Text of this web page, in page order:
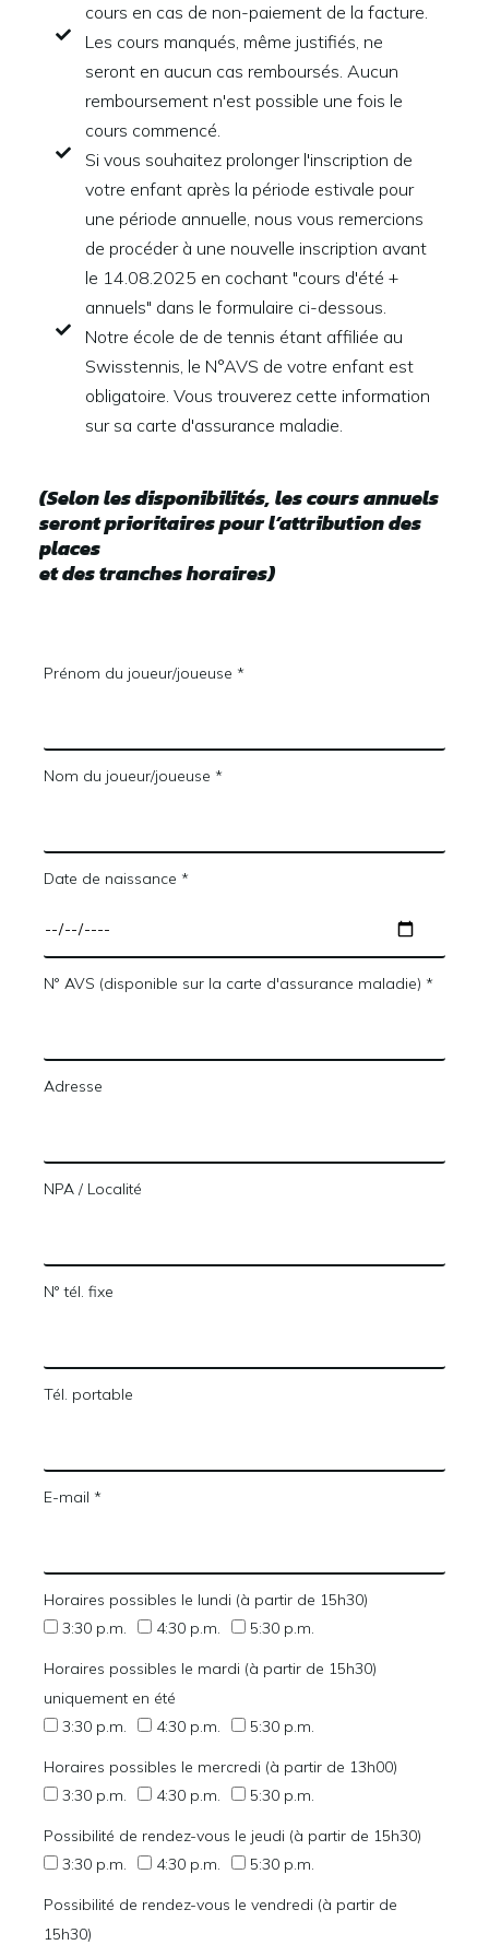
cours en cas de non-paiement de la facture.
Les cours manqués, même justifiés, ne
seront en aucun cas remboursés. Aucun
remboursement n'est possible une fois le
cours commencé.
Si vous souhaitez prolonger l'inscription de
votre enfant après la période estivale pour
une période annuelle, nous vous remercions
de procéder à une nouvelle inscription avant
le 14.08.2025 en cochant "cours d'été +
annuels" dans le formulaire ci-dessous.
Notre école de de tennis étant affiliée au
Swisstennis, le N°AVS de votre enfant est
obligatoire. Vous trouverez cette information
sur sa carte d'assurance maladie.
(Selon les disponibilités, les cours annuels
seront prioritaires pour l’attribution des
places
et des tranches horaires)
Prénom du joueur/joueuse *
Nom du joueur/joueuse *
Date de naissance *
N° AVS (disponible sur la carte d'assurance maladie) *
Adresse
NPA / Localité
N° tél. fixe
Tél. portable
E-mail *
Horaires possibles le lundi (à partir de 15h30)
3:30 p.m.
4:30 p.m. 5:30 p.m.
Horaires possibles le mardi (à partir de 15h30)
uniquement en été
3:30 p.m.
4:30 p.m. 5:30 p.m.
Horaires possibles le mercredi (à partir de 13h00)
3:30 p.m.
4:30 p.m. 5:30 p.m.
Possibilité de rendez-vous le jeudi (à partir de 15h30)
3:30 p.m.
4:30 p.m. 5:30 p.m.
Possibilité de rendez-vous le vendredi (à partir de
15h30)